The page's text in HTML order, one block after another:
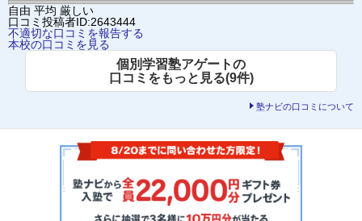
自由 平均 厳しい
口コミ投稿者ID:2643444
不適切な口コミを報告する
本校の口コミを見る
個別学習塾アゲートの
口コミをもっと見る(9件)
塾ナビの口コミについて